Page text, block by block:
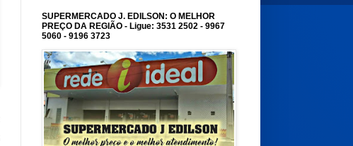
SUPERMERCADO J. EDILSON: O MELHOR
PREÇO DA REGIÃO - Ligue: 3531 2502 - 9967
5060 - 9196 3723